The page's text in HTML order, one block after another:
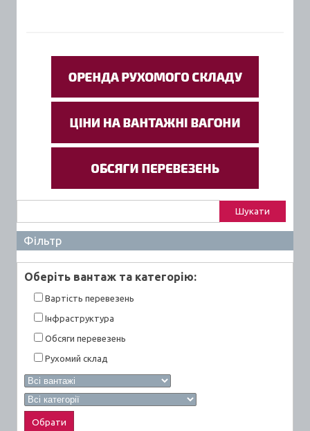
Фільтр
Оберiть вантаж та категорiю:
Вартiсть перевезень
Інфраструктура
Обсяги перевезень
Рухомий склад